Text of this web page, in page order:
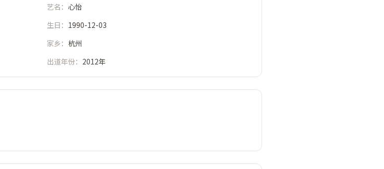
艺名： 心怡
生日： 1990-12-03
家乡： 杭州
出道年份： 2012年